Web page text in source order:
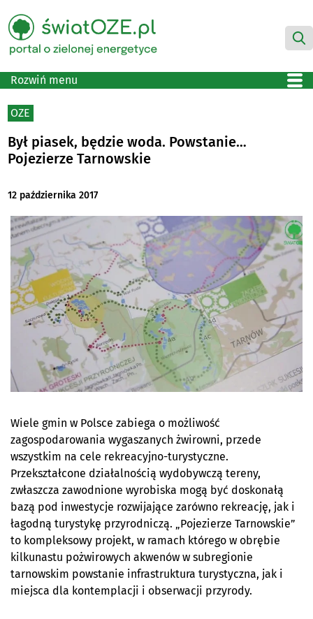
Rozwiń menu
OZE
Był piasek, będzie woda. Powstanie…
Pojezierze Tarnowskie
12 października 2017
Wiele gmin w Polsce zabiega o możliwość
zagospodarowania wygaszanych żwirowni, przede
wszystkim na cele rekreacyjno-turystyczne.
Przekształcone działalnością wydobywczą tereny,
zwłaszcza zawodnione wyrobiska mogą być doskonałą
bazą pod inwestycje rozwijające zarówno rekreację, jak i
łagodną turystykę przyrodniczą. „Pojezierze Tarnowskie”
to kompleksowy projekt, w ramach którego w obrębie
kilkunastu pożwirowych akwenów w subregionie
tarnowskim powstanie infrastruktura turystyczna, jak i
miejsca dla kontemplacji i obserwacji przyrody.